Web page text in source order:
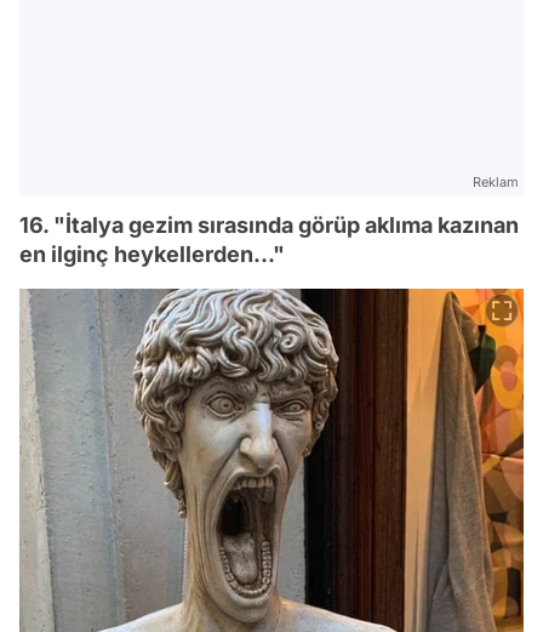
Reklam
16. "İtalya gezim sırasında görüp aklıma kazınan
en ilginç heykellerden..."